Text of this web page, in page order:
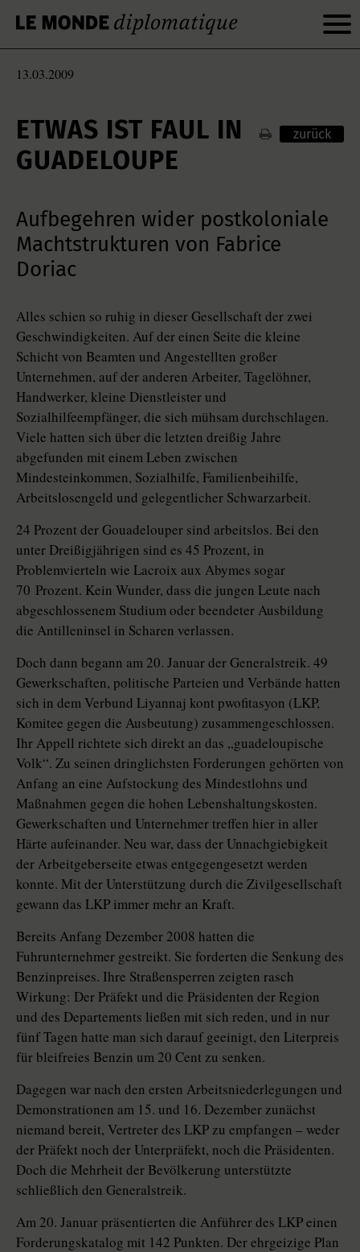
13.03.2009
ETWAS IST FAUL IN
GUADELOUPE
zurück
Aufbegehren wider postkoloniale
Machtstrukturen von Fabrice
Doriac
Alles schien so ruhig in dieser Gesellschaft der zwei
Geschwindigkeiten. Auf der einen Seite die kleine
Schicht von Beamten und Angestellten großer
Unternehmen, auf der anderen Arbeiter, Tagelöhner,
Handwerker, kleine Dienstleister und
Sozialhilfeempfänger, die sich mühsam durchschlagen.
Viele hatten sich über die letzten dreißig Jahre
abgefunden mit einem Leben zwischen
Mindesteinkommen, Sozialhilfe, Familienbeihilfe,
Arbeitslosengeld und gelegentlicher Schwarzarbeit.
24 Prozent der Gouadelouper sind arbeitslos. Bei den
unter Dreißigjährigen sind es 45 Prozent, in
Problemvierteln wie Lacroix aux Abymes sogar
70 Prozent. Kein Wunder, dass die jungen Leute nach
abgeschlossenem Studium oder beendeter Ausbildung
die Antilleninsel in Scharen verlassen.
Doch dann begann am 20. Januar der Generalstreik. 49
Gewerkschaften, politische Parteien und Verbände hatten
sich in dem Verbund Liyannaj kont pwofitasyon (LKP,
Komitee gegen die Ausbeutung) zusammengeschlossen.
Ihr Appell richtete sich direkt an das „guadeloupische
Volk“. Zu seinen dringlichsten Forderungen gehörten von
Anfang an eine Aufstockung des Mindestlohns und
Maßnahmen gegen die hohen Lebenshaltungskosten.
Gewerkschaften und Unternehmer treffen hier in aller
Härte aufeinander. Neu war, dass der Unnachgiebigkeit
der Arbeitgeberseite etwas entgegengesetzt werden
konnte. Mit der Unterstützung durch die Zivilgesellschaft
gewann das LKP immer mehr an Kraft.
Bereits Anfang Dezember 2008 hatten die
Fuhrunternehmer gestreikt. Sie forderten die Senkung des
Benzinpreises. Ihre Straßensperren zeigten rasch
Wirkung: Der Präfekt und die Präsidenten der Region
und des Departements ließen mit sich reden, und in nur
fünf Tagen hatte man sich darauf geeinigt, den Literpreis
für bleifreies Benzin um 20 Cent zu senken.
Dagegen war nach den ersten Arbeitsniederlegungen und
Demonstrationen am 15. und 16. Dezember zunächst
niemand bereit, Vertreter des LKP zu empfangen – weder
der Präfekt noch der Unterpräfekt, noch die Präsidenten.
Doch die Mehrheit der Bevölkerung unterstützte
schließlich den Generalstreik.
Am 20. Januar präsentierten die Anführer des LKP einen
Forderungskatalog mit 142 Punkten. Der ehrgeizige Plan